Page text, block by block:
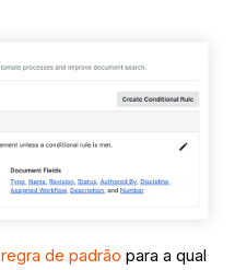
regra de padrão para a qual